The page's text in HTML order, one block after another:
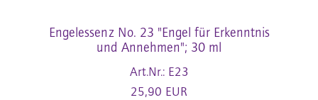
Engelessenz No. 23 "Engel für Erkenntnis
und Annehmen"; 30 ml
Art.Nr.: E23
25,90 EUR